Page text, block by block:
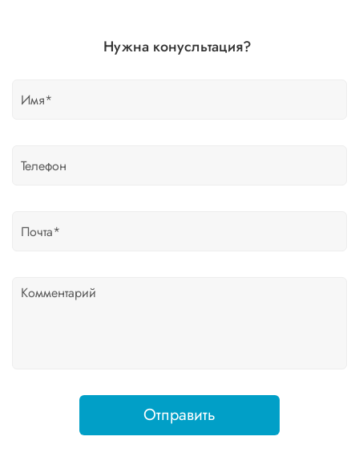
Нужна конусльтация?
Отправить